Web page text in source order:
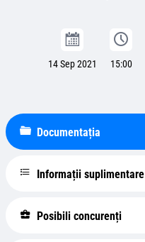
14 Sep 2021 15:00
Documentația
Informații suplimentare
Posibili concurenți